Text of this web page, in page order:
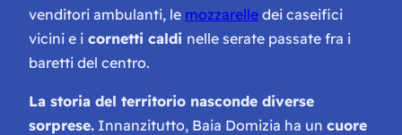
venditori ambulanti, le mozzarelle dei caseifici
vicini e i cornetti caldi nelle serate passate fra i
baretti del centro.
La storia del territorio nasconde diverse
sorprese. Innanzitutto, Baia Domizia ha un cuore